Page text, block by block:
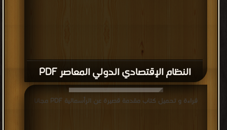
النظام الإقتصادي الدولي المعاصر PDF
قراءة و تحميل كتاب مقدمة قصيرة عن الرأسمالية PDF مجانا